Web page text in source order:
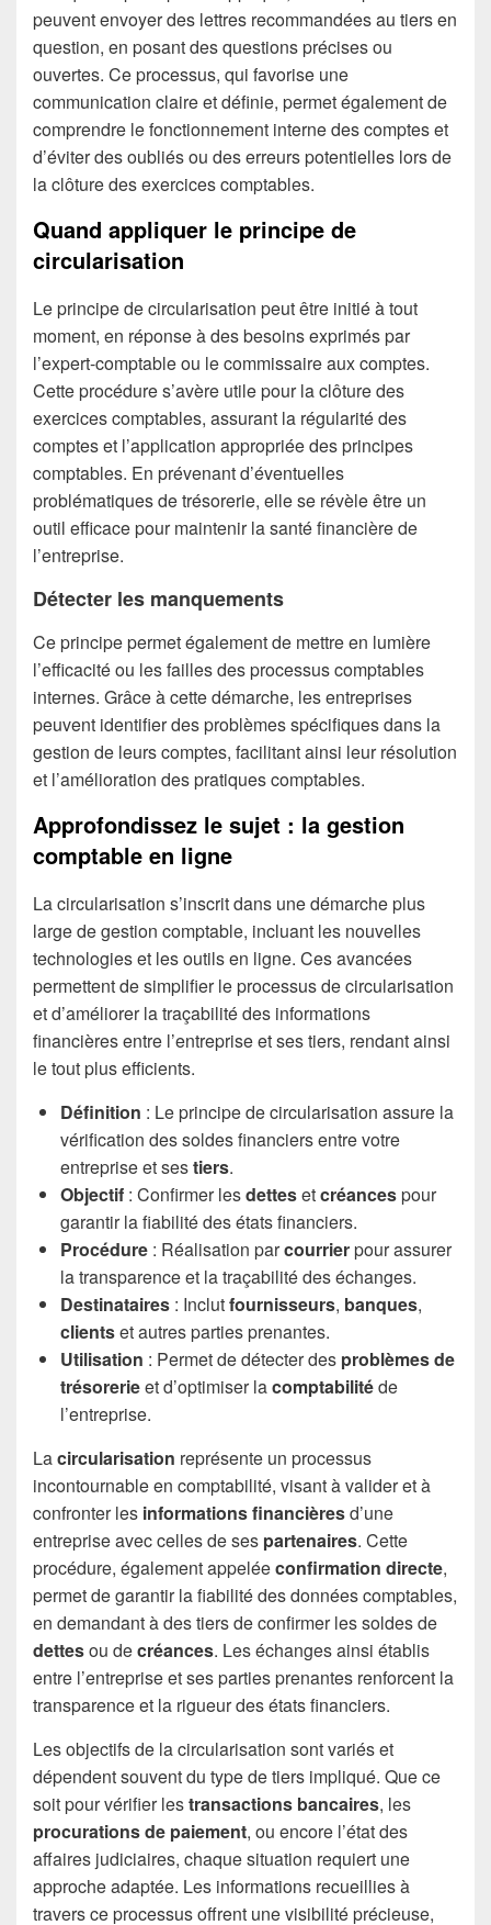
peuvent envoyer des lettres recommandées au tiers en
question, en posant des questions précises ou
ouvertes. Ce processus, qui favorise une
communication claire et définie, permet également de
comprendre le fonctionnement interne des comptes et
d’éviter des oubliés ou des erreurs potentielles lors de
la clôture des exercices comptables.
Quand appliquer le principe de
circularisation
Le principe de circularisation peut être initié à tout
moment, en réponse à des besoins exprimés par
l’expert-comptable ou le commissaire aux comptes.
Cette procédure s’avère utile pour la clôture des
exercices comptables, assurant la régularité des
comptes et l’application appropriée des principes
comptables. En prévenant d’éventuelles
problématiques de trésorerie, elle se révèle être un
outil efficace pour maintenir la santé financière de
l’entreprise.
Détecter les manquements
Ce principe permet également de mettre en lumière
l’efficacité ou les failles des processus comptables
internes. Grâce à cette démarche, les entreprises
peuvent identifier des problèmes spécifiques dans la
gestion de leurs comptes, facilitant ainsi leur résolution
et l’amélioration des pratiques comptables.
Approfondissez le sujet : la gestion
comptable en ligne
La circularisation s’inscrit dans une démarche plus
large de gestion comptable, incluant les nouvelles
technologies et les outils en ligne. Ces avancées
permettent de simplifier le processus de circularisation
et d’améliorer la traçabilité des informations
financières entre l’entreprise et ses tiers, rendant ainsi
le tout plus efficients.
Définition : Le principe de circularisation assure la
vérification des soldes financiers entre votre
entreprise et sestiers.
Objectif : Confirmer lesdettesetcréancespour
garantir la fiabilité des états financiers.
Procédure : Réalisation parcourrierpour assurer
la transparence et la traçabilité des échanges.
Destinataires : Inclutfournisseurs, banques,
clientset autres parties prenantes.
Utilisation : Permet de détecter des problèmes de
trésorerieet d’optimiser lacomptabilitéde
l’entreprise.
Lacircularisation représente un processus
incontournable en comptabilité, visant à valider et à
confronter les informations financièresd’une
entreprise avec celles de ses partenaires. Cette
procédure, également appeléeconfirmation directe,
permet de garantir la fiabilité des données comptables,
en demandant à des tiers de confirmer les soldes de
dettesou decréances. Les échanges ainsi établis
entre l’entreprise et ses parties prenantes renforcent la
transparence et la rigueur des états financiers.
Les objectifs de la circularisation sont variés et
dépendent souvent du type de tiers impliqué. Que ce
soit pour vérifier lestransactions bancaires, les
procurations de paiement, ou encore l’état des
affaires judiciaires, chaque situation requiert une
approche adaptée. Les informations recueillies à
travers ce processus offrent une visibilité précieuse,